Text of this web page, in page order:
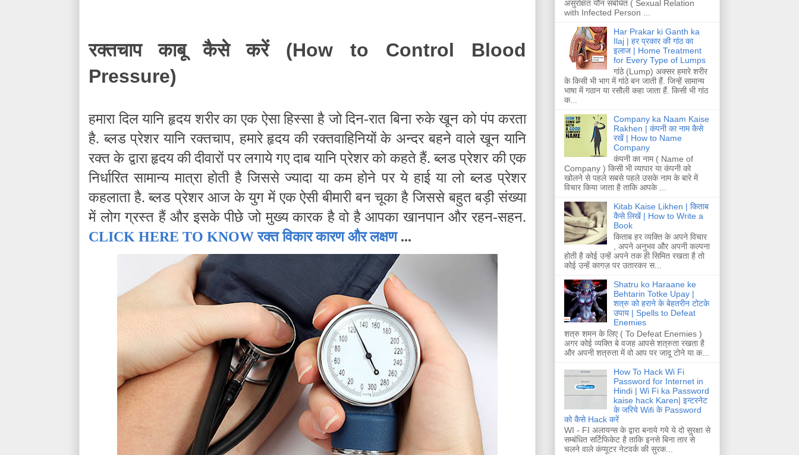
रक्तचाप काबू कैसे करें(How to Control Blood
Pressure)
हमारा दिल यानि हृदय शरीर का एक ऐसा हिस्सा है जो दिन-रात बिना रुके खून को पंप करता
है. ब्लड प्रेशर यानि रक्तचाप, हमारे हृदय की रक्तवाहिनियों के अन्दर बहने वाले खून यानि
रक्त के द्वारा हृदय की दीवारों पर लगाये गए दाब यानि प्रेशर को कहते हैं. ब्लड प्रेशर की एक
निर्धारित सामान्य मात्रा होती है जिससे ज्यादा या कम होने पर ये हाई या लो ब्लड प्रेशर
कहलाता है. ब्लड प्रेशर आज के युग में एक ऐसी बीमारी बन चूका है जिससे बहुत बड़ी संख्या
में लोग ग्रस्त हैं और इसके पीछे जो मुख्य कारक है वो है आपका खानपान और रहन-सहन.
CLICK HERE TO KNOW रक्त विकार कारण और लक्षण...
असुरक्षित यौन संबंधित ( Sexual Relation
with Infected Person ...
Har Prakar ki Ganth ka
Ilaj | हर प्रकार की गांठ का
इलाज | Home Treatment
for Every Type of Lumps
गांठे (Lump) अक्सर हमारे शरीर
के किसी भी भाग में गांठे बन जाती हैं. जिन्हें सामान्य
भाषा में गठान या रसौली कहा जाता हैं. किसी भी गांठ
क...
Company ka Naam Kaise
Rakhen | कंपनी का नाम कैसे
रखें | How to Name
Company
कंपनी का नाम ( Name of
Company ) किसी भी व्यापार या कंपनी को
खोलने से पहले सबसे पहले उसके नाम के बारे में
विचार किया जाता है ताकि आपके ...
Kitab Kaise Likhen | किताब
कैसे लिखें | How to Write a
Book
किताब हर व्यक्ति के अपने विचार
, अपने अनुभव और अपनी कल्पना
होती है कोई उन्हें अपने तक ही सिमित रखता है तो
कोई उन्हें कागज़ पर उतारकर स...
Shatru ko Haraane ke
Behtarin Totke Upay |
शत्रु को हराने के बेहतरीन टोटके
उपाय | Spells to Defeat
Enemies
शत्रु शमन के लिए ( To Defeat Enemies )
अगर कोई व्यक्ति बे वजह आपसे शत्रुता रखता है
और अपनी शत्रुता में वो आप पर जादू टोने या क...
How To Hack Wi Fi
Password for Internet in
Hindi | Wi Fi ka Password
kaise hack Karen| इन्टरनेट
के जरिये Wifi के Password
को कैसे Hack करें
WI - FI अलायन्स के द्वारा बनाये गये ये दो सुरक्षा से
सम्बंधित सर्टिफिकेट है ताकि इनसे बिना तार से
चलने वाले कंप्यूटर नेटवर्क की सुरक...